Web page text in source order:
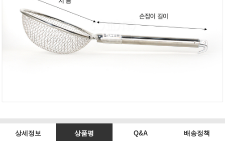
상세정보 상품평 Q&A 배송정책